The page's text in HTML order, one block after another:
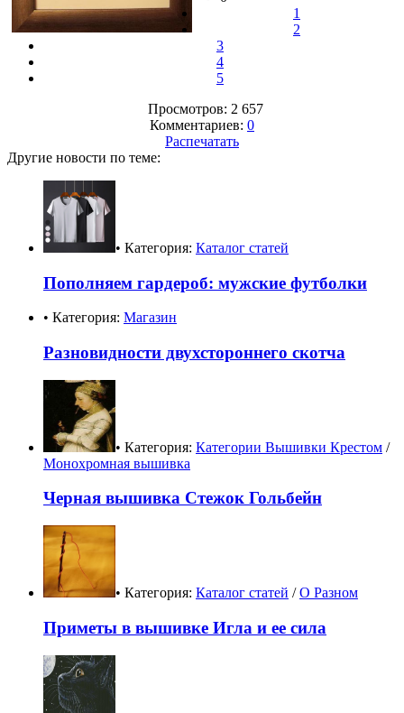
1
2
3
4
5
Просмотров: 2 657
Комментариев: 0
Распечатать
Другие новости по теме:
• Категория: Каталог статей
Пополняем гардероб: мужские футболки
• Категория: Магазин
Разновидности двухстороннего скотча
• Категория: Категории Вышивки Крестом /
Монохромная вышивка
Черная вышивка Стежок Гольбейн
• Категория: Каталог статей /О Разном
Приметы в вышивке Игла и ее сила